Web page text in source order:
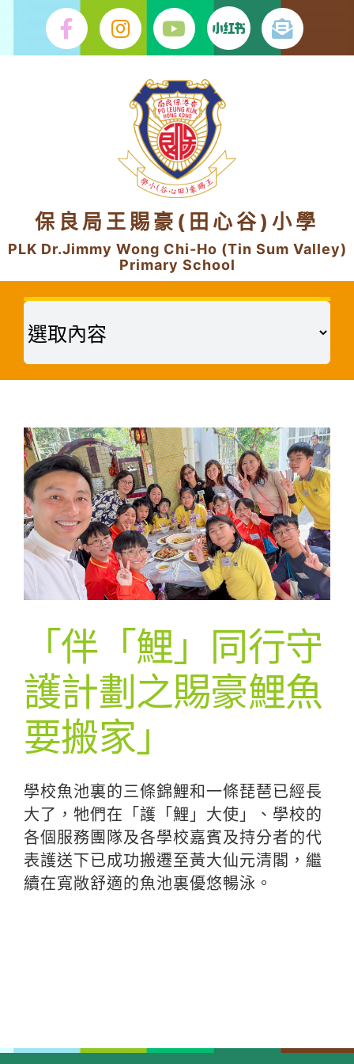
content
保良局王賜豪(田心谷)小學
PLK Dr.Jimmy Wong Chi-Ho (Tin Sum Valley)
Primary School
「伴「鯉」同行守
護計劃之賜豪鯉魚
要搬家」
學校魚池裏的三條錦鯉和一條琵琶已經長
大了，牠們在「護「鯉」大使」、學校的
各個服務團隊及各學校嘉賓及持分者的代
表護送下已成功搬遷至黃大仙元清閣，繼
續在寬敞舒適的魚池裏優悠暢泳。